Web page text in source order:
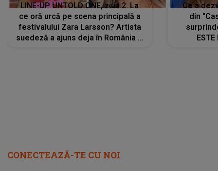
LINE-UP UNTOLD ONE, ziua 2. La
ce oră urcă pe scena principală a
festivalului Zara Larsson? Artista
suedeză a ajuns deja în România și
Ce a
din
CONECTEAZĂ-TE CU NOI